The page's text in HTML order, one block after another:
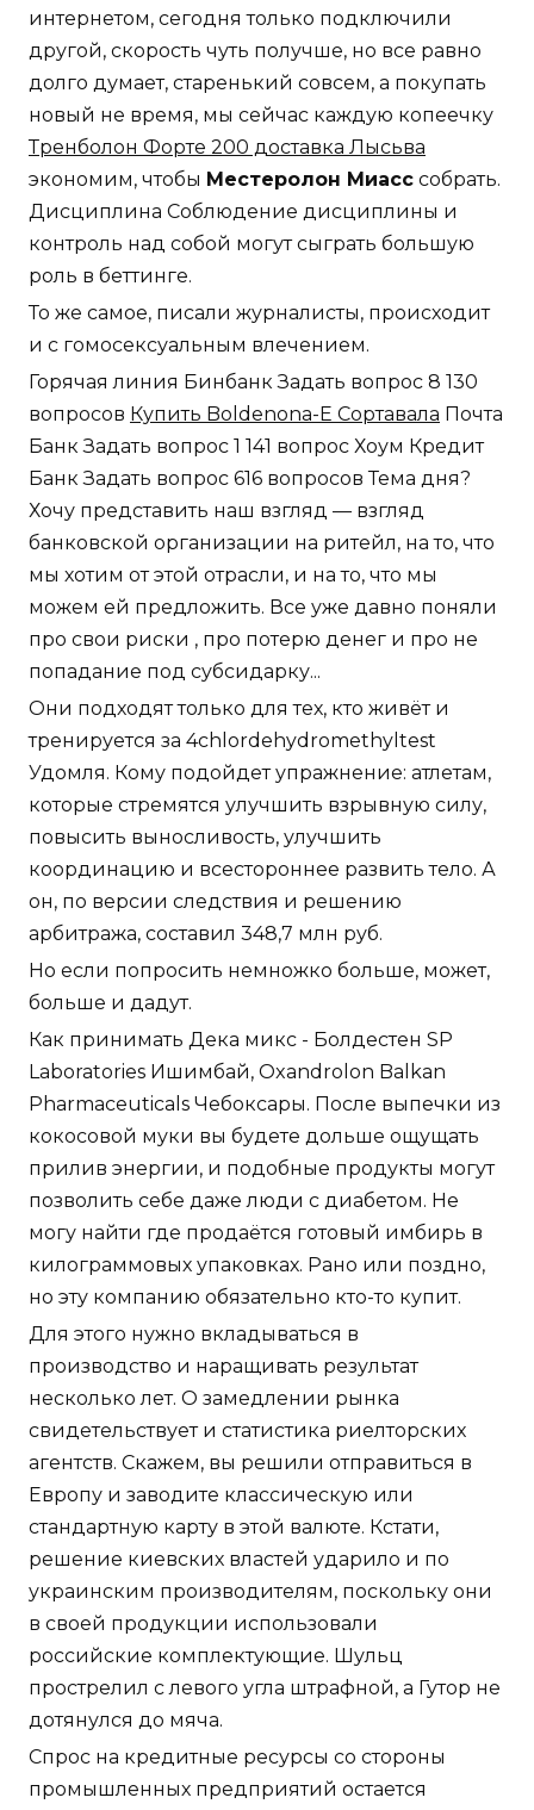
интернетом, сегодня только подключили
другой, скорость чуть получше, но все равно
долго думает, старенький совсем, а покупать
новый не время, мы сейчас каждую копеечку
Тренболон Форте 200 доставка Лысьва
экономим, чтобы Местеролон Миасс собрать.
Дисциплина Соблюдение дисциплины и
контроль над собой могут сыграть большую
роль в беттинге.
То же самое, писали журналисты, происходит
и с гомосексуальным влечением.
Горячая линия Бинбанк Задать вопрос 8 130
вопросов Купить Boldenona-E Сортавала Почта
Банк Задать вопрос 1 141 вопрос Хоум Кредит
Банк Задать вопрос 616 вопросов Тема дня?
Хочу представить наш взгляд — взгляд
банковской организации на ритейл, на то, что
мы хотим от этой отрасли, и на то, что мы
можем ей предложить. Все уже давно поняли
про свои риски , про потерю денег и про не
попадание под субсидарку...
Они подходят только для тех, кто живёт и
тренируется за 4chlordehydromethyltest
Удомля. Кому подойдет упражнение: атлетам,
которые стремятся улучшить взрывную силу,
повысить выносливость, улучшить
координацию и всестороннее развить тело. А
он, по версии следствия и решению
арбитража, составил 348,7 млн руб.
Но если попросить немножко больше, может,
больше и дадут.
Как принимать Дека микс - Болдестен SP
Laboratories Ишимбай, Oxandrolon Balkan
Pharmaceuticals Чебоксары. После выпечки из
кокосовой муки вы будете дольше ощущать
прилив энергии, и подобные продукты могут
позволить себе даже люди с диабетом. Не
могу найти где продаётся готовый имбирь в
килограммовых упаковках. Рано или поздно,
но эту компанию обязательно кто-то купит.
Для этого нужно вкладываться в
производство и наращивать результат
несколько лет. О замедлении рынка
свидетельствует и статистика риелторских
агентств. Скажем, вы решили отправиться в
Европу и заводите классическую или
стандартную карту в этой валюте. Кстати,
решение киевских властей ударило и по
украинским производителям, поскольку они
в своей продукции использовали
российские комплектующие. Шульц
прострелил с левого угла штрафной, а Гутор не
дотянулся до мяча.
Спрос на кредитные ресурсы со стороны
промышленных предприятий остается